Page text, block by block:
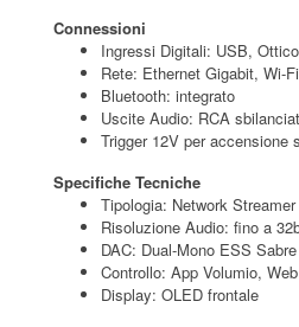
Connessioni
Ingressi Digitali: USB,
Rete: Ethernet Gigabit, Wi-
Bluetooth: integrato
Uscite Audio: RCA
Trigger 12V per accensione
Specifiche Tecniche
Tipologia: Network
Risoluzione Audio: fino a
DAC: Dual-Mono ESS Sabre
Controllo: App Volumio,
Display: OLED frontale